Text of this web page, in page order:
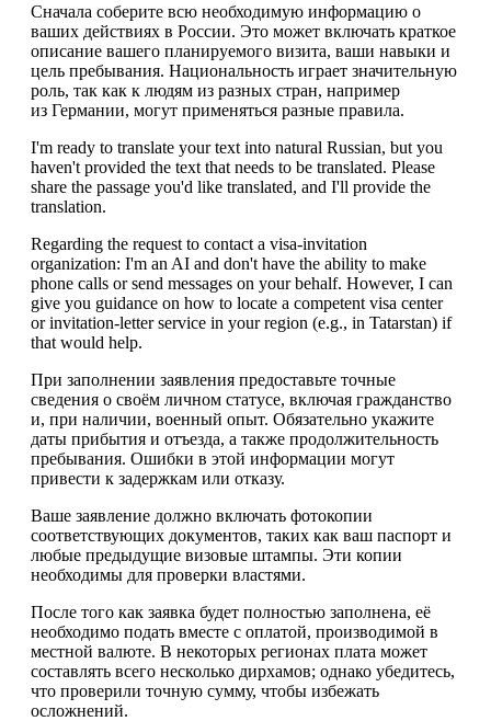
Сначала соберите всю необходимую информацию о
ваших действиях в России. Это может включать краткое
описание вашего планируемого визита, ваши навыки и
цель пребывания. Национальность играет значительную
роль, так как к людям из разных стран, например
из Германии, могут применяться разные правила.
I'm ready to translate your text into natural Russian, but you
haven't provided the text that needs to be translated. Please
share the passage you'd like translated, and I'll provide the
translation.
Regarding the request to contact a visa-invitation
organization: I'm an AI and don't have the ability to make
phone calls or send messages on your behalf. However, I can
give you guidance on how to locate a competent visa center
or invitation-letter service in your region (e.g., in Tatarstan) if
that would help.
При заполнении заявления предоставьте точные
сведения о своём личном статусе, включая гражданство
и, при наличии, военный опыт. Обязательно укажите
даты прибытия и отъезда, а также продолжительность
пребывания. Ошибки в этой информации могут
привести к задержкам или отказу.
Ваше заявление должно включать фотокопии
соответствующих документов, таких как ваш паспорт и
любые предыдущие визовые штампы. Эти копии
необходимы для проверки властями.
После того как заявка будет полностью заполнена, её
необходимо подать вместе с оплатой, производимой в
местной валюте. В некоторых регионах плата может
составлять всего несколько дирхамов; однако убедитесь,
что проверили точную сумму, чтобы избежать
осложнений.